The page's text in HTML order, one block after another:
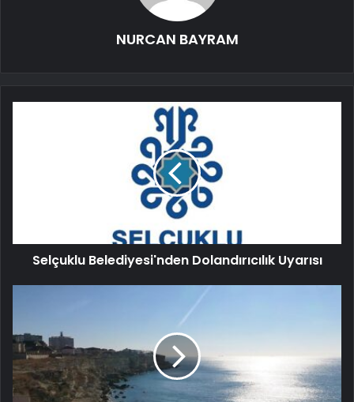
NURCAN BAYRAM
Selçuklu Belediyesi'nden Dolandırıcılık Uyarısı